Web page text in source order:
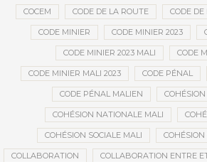
COCEM CODE DE LA ROUTE CODE
CODE MINIER CODE MINIER 2023
CODE MINIER 2023 MALI CODE
CODE MINIER MALI 2023 CODE PÉNAL
CODE PÉNAL MALIEN
COHÉSION NATIONALE MALI
COHÉSION SOCIALE MALI
COLLABORATION COLLABORATION ENTRE